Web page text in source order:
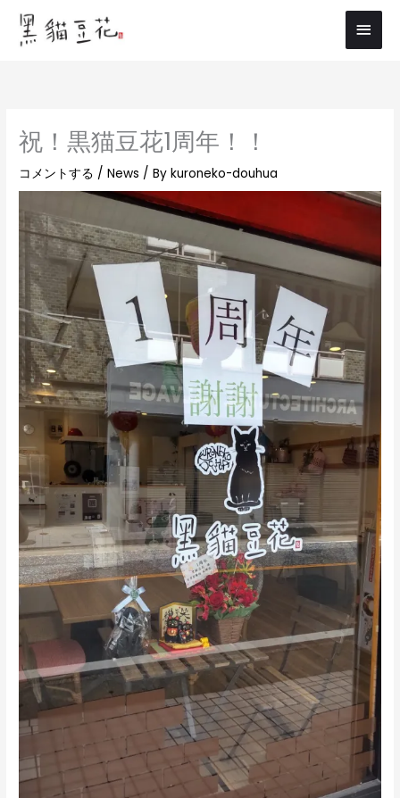
メ
イ
ュ
祝！黒猫豆花1周年！！
コメントする /News / Bykuroneko-douhua